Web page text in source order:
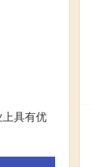
具有优